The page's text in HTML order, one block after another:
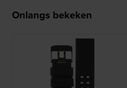
Onlangs bekeken